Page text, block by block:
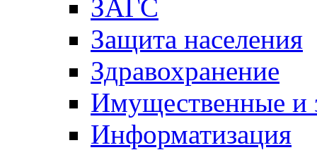
ЗАГС
Защита населения
Здравохранение
Имущественные и
Информатизация